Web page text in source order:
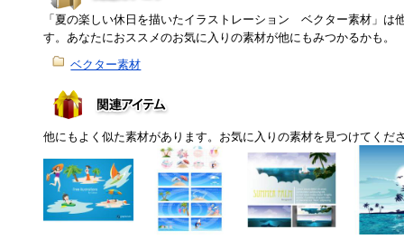
「夏の楽しい休日を描いたイラストレーション ベクター素材」は
す。あなたにおススメのお気に入りの素材が他にもみつかるかも。
ベクター素材
他にもよく似た素材があります。お気に入りの素材を見つけてくだ